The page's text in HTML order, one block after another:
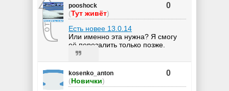
pooshock
(Тут живёт)
0
Есть новее 13.0.14
Или именно эта нужна? Я смогу
её перезалить только позже.
kosenko_anton
(Новички)
0